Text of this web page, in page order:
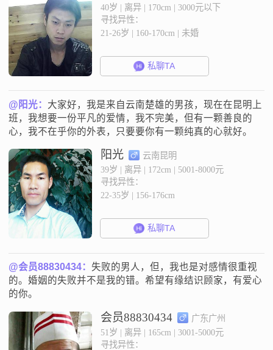
40岁 | 离异 | 170cm | 3000元以下
寻找异性：
21-26岁 | 160-170cm | 未婚
私聊TA
@阳光： 大家好，我是来自云南楚雄的男孩，现在在昆明上
班，我想要一份平凡的爱情，我不完美，但有一颗善良的
心，我不在乎你的外表，只要要你有一颗纯真的心就好。
阳光
云南昆明
39岁 | 离异 | 172cm | 5001-8000元
寻找异性：
22-35岁 | 156-176cm
私聊TA
@会员88830434：失败的男人，但，我也是对感情很重视
的。婚姻的失败并不是我的错。希望有缘结识顾家，有爱心
的你。
会员88830434
广东广州
51岁 | 离异 | 165cm | 3001-5000元
寻找异性：